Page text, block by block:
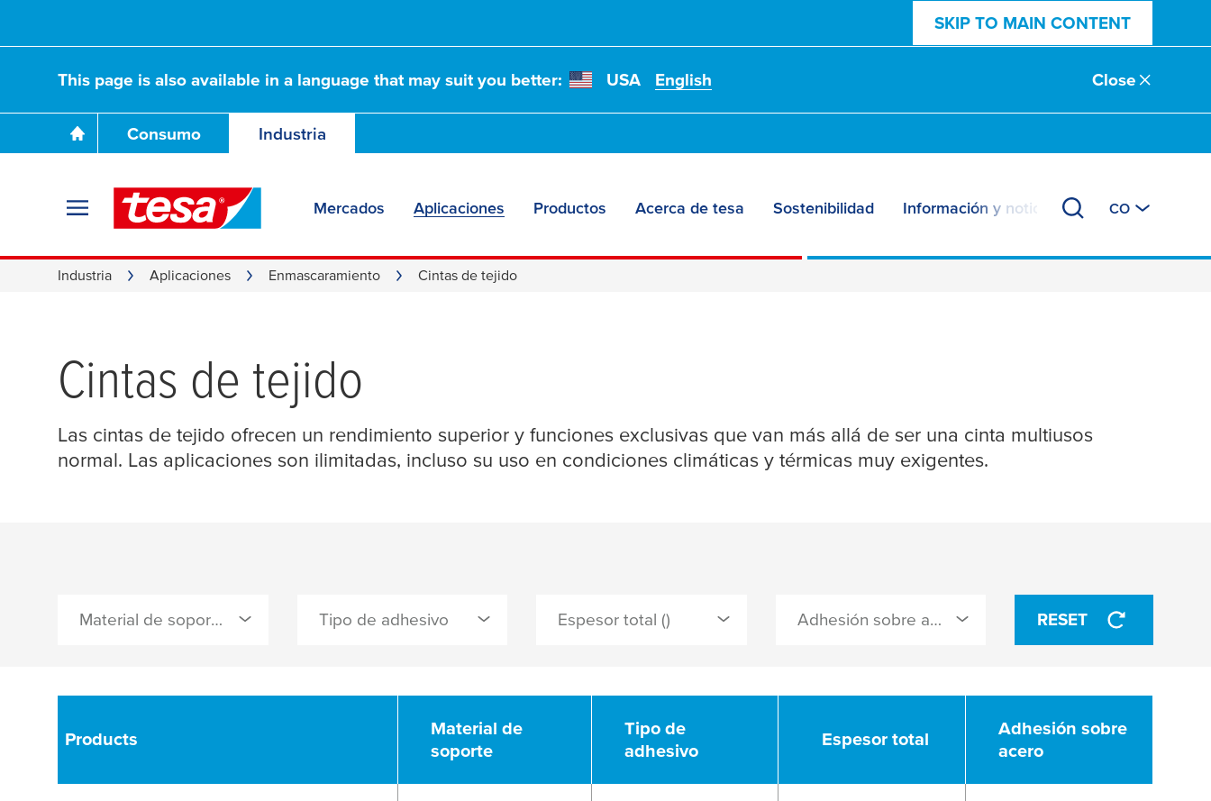
SKIP TO MAIN CONTENT
This page is also available in a language that may suit you better: USA English Close
Consumo Industria
Mercados Aplicaciones Productos Acerca de tesa Sostenibilidad Información y noticias CO
Industria Aplicaciones Enmascaramiento Cintas de tejido
Cintas de tejido
Las cintas de tejido ofrecen un rendimiento superior y funciones exclusivas que van más allá de ser una cinta multiusos
normal. Las aplicaciones son ilimitadas, incluso su uso en condiciones climáticas y térmicas muy exigentes.
Material de soporte
acrílico
Tipo de adhesivo Espesor total () Adhesión sobre acero (N/cm) RESET
Products
Material de
soporte
Tipo de
adhesivo
Espesor total
Adhesión sobre
acero